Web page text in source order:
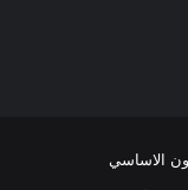
الاساسي